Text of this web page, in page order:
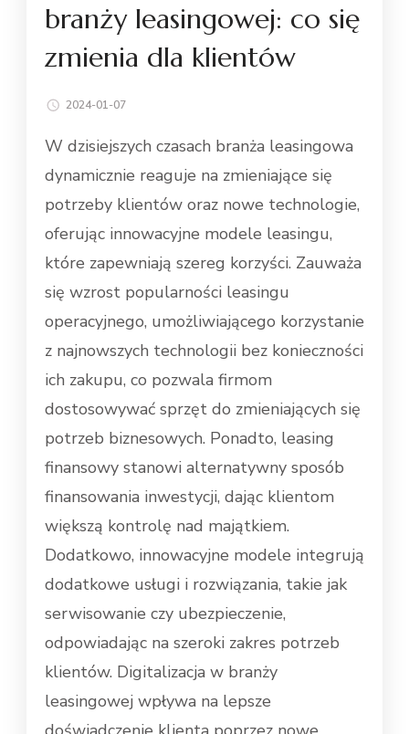
branży leasingowej: co się
zmienia dla klientów
2024-01-07
W dzisiejszych czasach branża leasingowa
dynamicznie reaguje na zmieniające się
potrzeby klientów oraz nowe technologie,
oferując innowacyjne modele leasingu,
które zapewniają szereg korzyści. Zauważa
się wzrost popularności leasingu
operacyjnego, umożliwiającego korzystanie
z najnowszych technologii bez konieczności
ich zakupu, co pozwala firmom
dostosowywać sprzęt do zmieniających się
potrzeb biznesowych. Ponadto, leasing
finansowy stanowi alternatywny sposób
finansowania inwestycji, dając klientom
większą kontrolę nad majątkiem.
Dodatkowo, innowacyjne modele integrują
dodatkowe usługi i rozwiązania, takie jak
serwisowanie czy ubezpieczenie,
odpowiadając na szeroki zakres potrzeb
klientów. Digitalizacja w branży
leasingowej wpływa na lepsze